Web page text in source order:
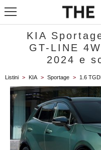
KIA
GT-LINE
2024 e
Listini > KIA > Sportage > 1.6